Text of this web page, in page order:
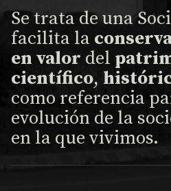
Se trata de una
facilita la
en valor del
científico,
como referencia
evolución de la
en la que vivimos.